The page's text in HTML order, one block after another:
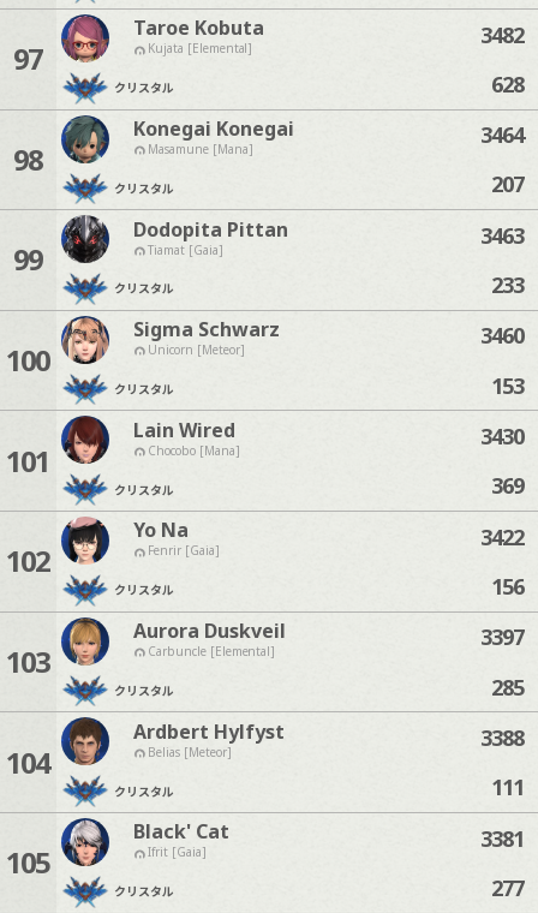
97
Taroe Kobuta
Kujata [Elemental]
クリスタル
3482
628
98
Konegai Konegai
Masamune [Mana]
クリスタル
3464
207
99
Dodopita Pittan
Tiamat [Gaia]
クリスタル
3463
233
100
Sigma Schwarz
Unicorn [Meteor]
クリスタル
3460
153
101
Lain Wired
Chocobo [Mana]
クリスタル
3430
369
102
Yo Na
Fenrir [Gaia]
クリスタル
3422
156
103
Aurora Duskveil
Carbuncle [Elemental]
クリスタル
3397
285
104
Ardbert Hylfyst
Belias [Meteor]
クリスタル
3388
111
105
Black' Cat
Ifrit [Gaia]
クリスタル
3381
277